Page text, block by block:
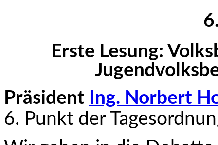
Erste Lesung:
Präsident
Ing. Norbert
6. Punkt der